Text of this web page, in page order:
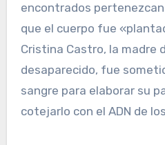
encontrados
que el cuerpo fue
Cristina Castro, la madre
desaparecido, fue
sangre para elaborar su
cotejarlo con el ADN de